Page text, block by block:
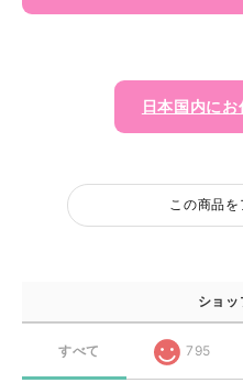
日本国内に
この商品
ショ
すべて 795